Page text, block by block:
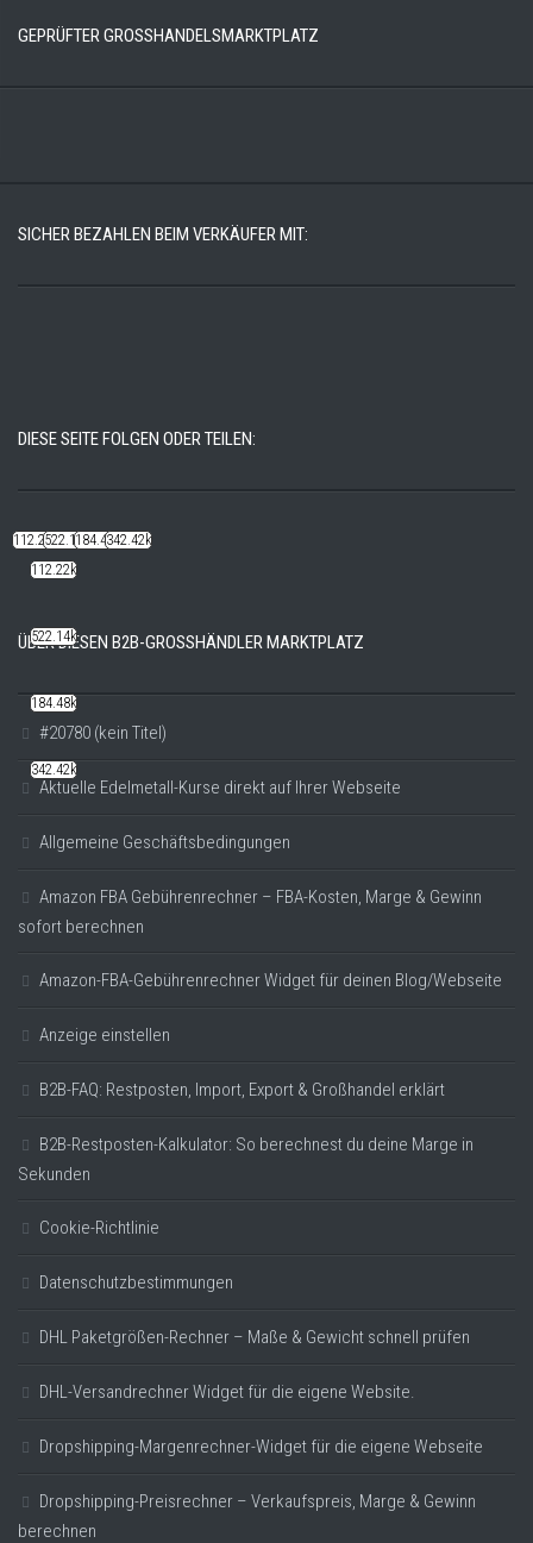
GEPRÜFTER GROSSHANDELSMARKTPLATZ
SICHER BEZAHLEN BEIM VERKÄUFER MIT:
DIESE SEITE FOLGEN ODER TEILEN:
112.22k522.14k184.48k342.42k
ÜBER DIESEN B2B-GROSSHÄNDLER MARKTPLATZ
#20780 (kein Titel)
Aktuelle Edelmetall-Kurse direkt auf Ihrer Webseite
Allgemeine Geschäftsbedingungen
Amazon FBA Gebührenrechner – FBA-Kosten, Marge & Gewinn
sofort berechnen
Amazon-FBA-Gebührenrechner Widget für deinen Blog/Webseite
Anzeige einstellen
B2B-FAQ: Restposten, Import, Export & Großhandel erklärt
B2B-Restposten-Kalkulator: So berechnest du deine Marge in
Sekunden
Cookie-Richtlinie
Datenschutzbestimmungen
DHL Paketgrößen-Rechner – Maße & Gewicht schnell prüfen
DHL-Versandrechner Widget für die eigene Website.
Dropshipping-Margenrechner-Widget für die eigene Webseite
Dropshipping-Preisrechner – Verkaufspreis, Marge & Gewinn
berechnen
112.22k
522.14k
184.48k
342.42k